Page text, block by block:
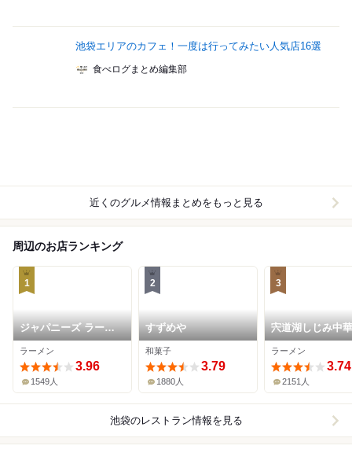
池袋エリアのカフェ！一度は行ってみたい人気店16選
食べログまとめ編集部
近くのグルメ情報まとめをもっと見る
周辺のお店ランキング
1
ジャパニーズ ラーメ
ン 五感
ラーメン
3.96
1549人
2
すずめや
和菓子
3.79
1880人
3
宍道湖しじみ中
琥珀 池袋店
ラーメン
3.74
2151人
池袋のレストラン情報を見る